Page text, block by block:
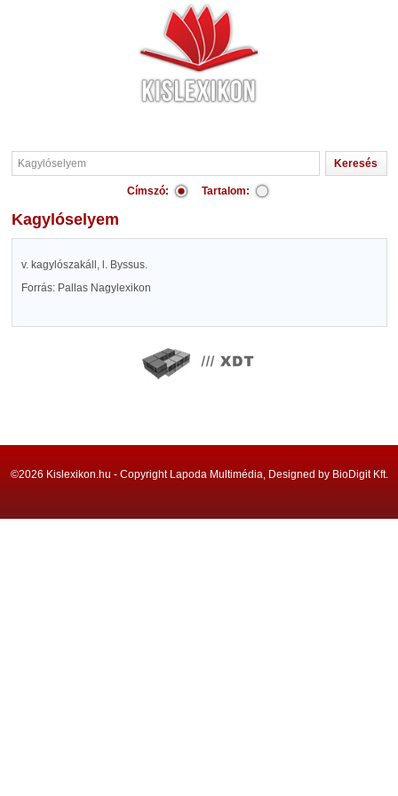
Címszó: Tartalom:
Kagylóselyem
v. kagylószakáll, l. Byssus.
Forrás: Pallas Nagylexikon
©2026 Kislexikon.hu - Copyright Lapoda Multimédia, Designed by BioDigit Kft.